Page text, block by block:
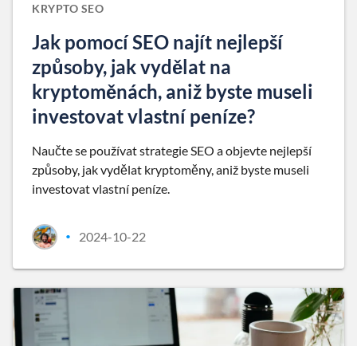
KRYPTO SEO
Jak pomocí SEO najít nejlepší
způsoby, jak vydělat na
kryptoměnách, aniž byste museli
investovat vlastní peníze?
Naučte se používat strategie SEO a objevte nejlepší
způsoby, jak vydělat kryptoměny, aniž byste museli
investovat vlastní peníze.
• 2024-10-22